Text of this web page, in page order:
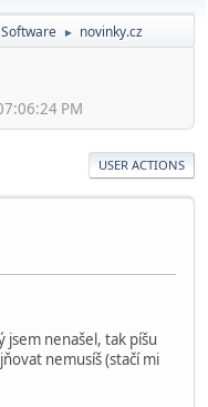
Software ► novinky.cz
PM
USER ACTIONS
jsem nenašel, tak píšu
nemusíš (stačí mi